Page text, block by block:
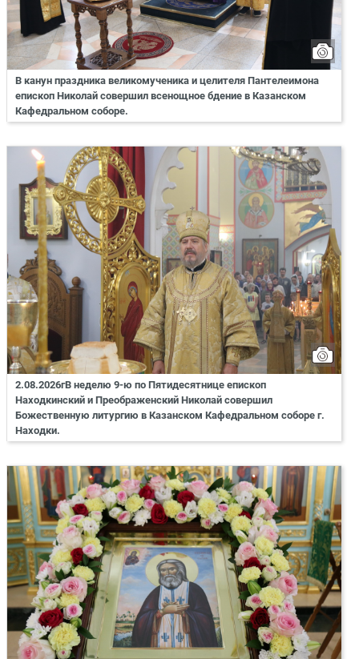
В канун праздника великомученика и целителя Пантелеимона
епископ Николай совершил всенощное бдение в Казанском
Кафедральном соборе.
2.08.2026гВ неделю 9-ю по Пятидесятнице епископ
Находкинский и Преображенский Николай совершил
Божественную литургию в Казанском Кафедральном соборе г.
Находки.